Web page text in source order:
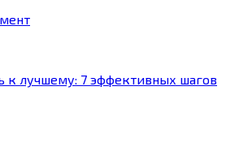
лучшему: 7 эффективных шагов